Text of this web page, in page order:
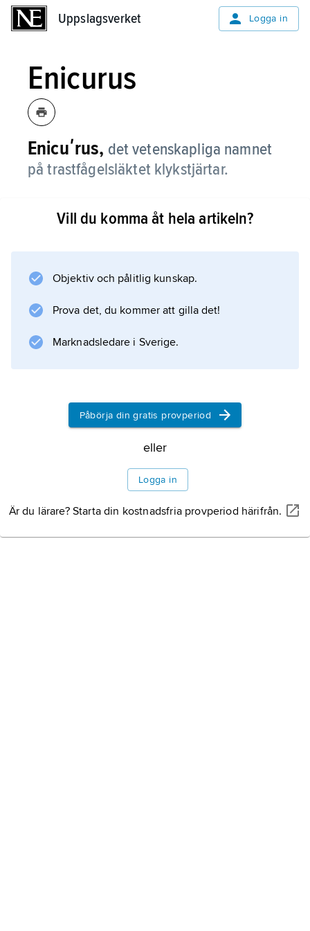
Uppslagsverket Logga in
Enicurus
Enicuʹrus, det vetenskapliga namnet
på trastfågelsläktet klykstjärtar.
Vill du komma åt hela artikeln?
Objektiv och pålitlig kunskap.
Prova det, du kommer att gilla det!
Marknadsledare i Sverige.
Påbörja din gratis provperiod
eller
Logga in
Är du lärare? Starta din kostnadsfria provperiod härifrån.